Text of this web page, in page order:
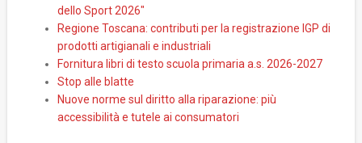
dello Sport 2026"
Regione Toscana: contributi per la registrazione IGP di
prodotti artigianali e industriali
Fornitura libri di testo scuola primaria a.s. 2026-2027
Stop alle blatte
Nuove norme sul diritto alla riparazione: più
accessibilità e tutele ai consumatori